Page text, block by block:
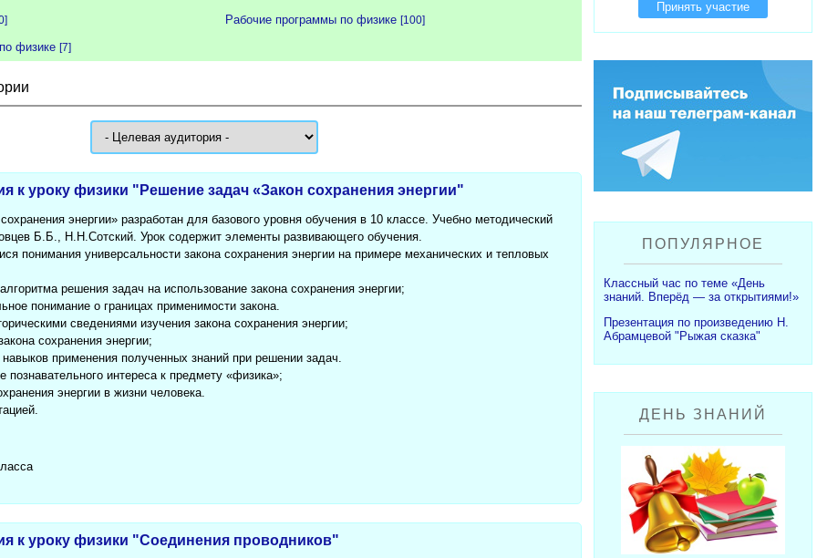
Рабочие программы по физике [100]
физике [7]
к уроку физики "Решение задач «Закон сохранения энергии"
энергии» разработан для базового уровня обучения в 10 классе. Учебно методический
Б.Б., Н.Н.Сотский. Урок содержит элементы развивающего обучения.
понимания универсальности закона сохранения энергии на примере механических и тепловых
решения задач на использование закона сохранения энергии;
понимание о границах применимости закона.
сведениями изучения закона сохранения энергии;
сохранения энергии;
применения полученных знаний при решении задач.
интереса к предмету «физика»;
энергии в жизни человека.
к уроку физики "Соединения проводников"
Принять участие
ПОПУЛЯРНОЕ
Классный час по теме «День
знаний. Вперёд — за открытиями!»
Презентация по произведению Н.
Абрамцевой "Рыжая сказка"
ДЕНЬ ЗНАНИЙ